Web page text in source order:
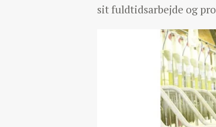
sit fuldtidsarbejde og